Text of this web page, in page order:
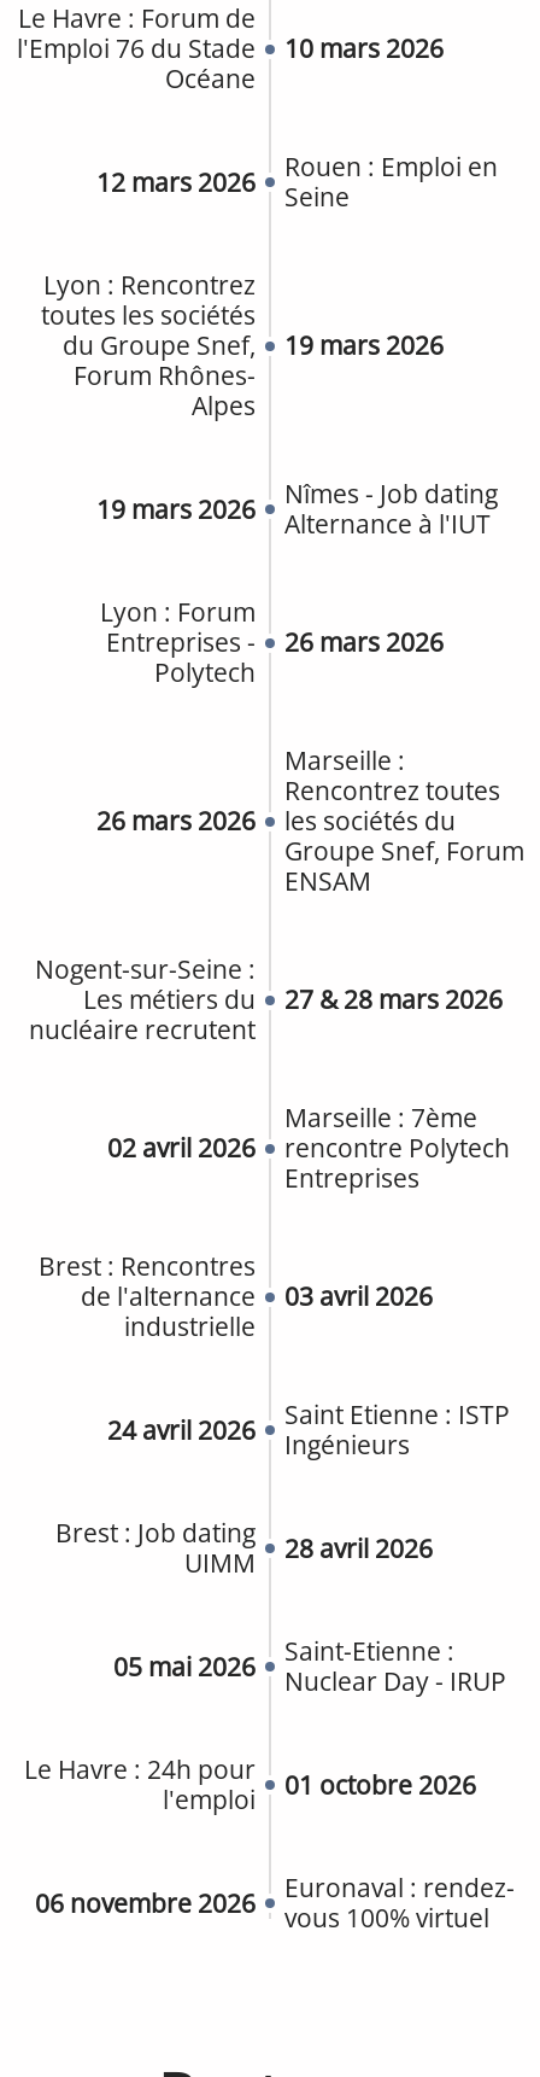
Le Havre : Forum de
l'Emploi 76 du Stade
Océane
10 mars 2026
12 mars 2026
Rouen : Emploi en
Seine
Lyon : Rencontrez
toutes les sociétés
du Groupe Snef,
Forum Rhônes-
Alpes
19 mars 2026
19 mars 2026
Nîmes - Job dating
Alternance à l'IUT
Lyon : Forum
Entreprises -
Polytech
26 mars 2026
26 mars 2026
Marseille :
Rencontrez toutes
les sociétés du
Groupe Snef, Forum
ENSAM
Nogent-sur-Seine :
Les métiers du
nucléaire recrutent
27 & 28 mars 2026
02 avril 2026
Marseille : 7ème
rencontre Polytech
Entreprises
Brest : Rencontres
de l'alternance
industrielle
03 avril 2026
24 avril 2026
Saint Etienne : ISTP
Ingénieurs
Brest : Job dating
UIMM
28 avril 2026
05 mai 2026
Saint-Etienne :
Nuclear Day - IRUP
Le Havre : 24h pour
l'emploi
01 octobre 2026
06 novembre 2026
Euronaval : rendez-
vous 100% virtuel